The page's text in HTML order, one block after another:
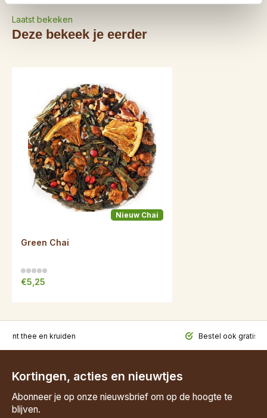
Laatst bekeken
Deze bekeek je eerder
Nieuw Chai
Green Chai
€5,25
thee en kruiden Bestel ook gratis
Kortingen, acties en nieuwtjes
Abonneer je op onze nieuwsbrief om op de hoogte te
blijven.